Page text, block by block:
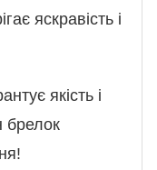
яскравість і
якість і
брелок